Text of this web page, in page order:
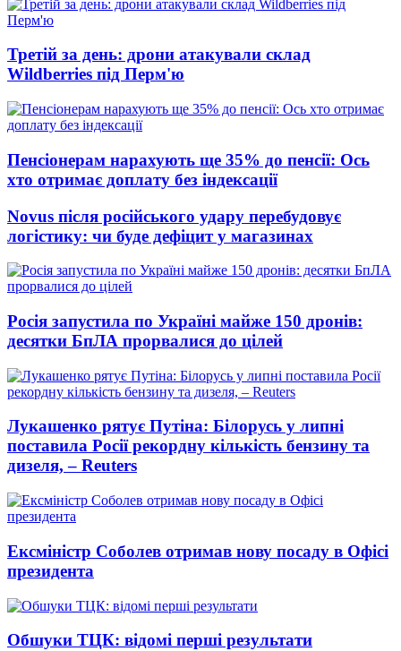
Третій за день: дрони атакували склад
Wildberries під Перм'ю
Пенсіонерам нарахують ще 35% до пенсії: Ось
хто отримає доплату без індексації
Novus після російського удару перебудовує
логістику: чи буде дефіцит у магазинах
Росія запустила по Україні майже 150 дронів:
десятки БпЛА прорвалися до цілей
Лукашенко рятує Путіна: Білорусь у липні
поставила Росії рекордну кількість бензину та
дизеля, – Reuters
Ексміністр Соболев отримав нову посаду в Офісі
президента
Обшуки ТЦК: відомі перші результати